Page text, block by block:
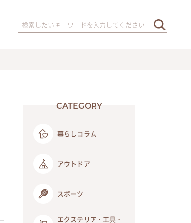
CATEGORY
暮らしコラム
アウトドア
スポーツ
エクステリア・工具・